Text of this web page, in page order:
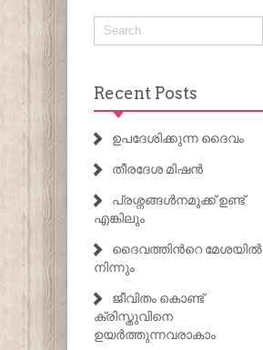
Recent Posts
ഉപദേശിക്കുന്ന ദൈവം
തീരദേശ മിഷൻ
പ്രശ്നങ്ങൾനമുക്ക് ഉണ്ട്
എങ്കിലും
ദൈവത്തിൻറെ മേശയിൽ
നിന്നും
ജീവിതം കൊണ്ട്
ക്രിസ്തുവിനെ
ഉയർത്തുന്നവരാകാം